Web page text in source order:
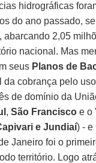
hidrográficas
do ano passado,
abarcando 2,05
nacional. Mas
seus Planos de
da cobrança pelo
de domínio da
, São Francisco e o
e Jundiaí) - e
Janeiro foi o
território. Logo